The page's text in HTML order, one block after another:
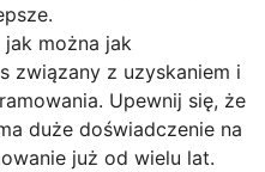
jak można jak
związany z uzyskaniem i
Upewnij się, że
duże doświadczenie na
już od wielu lat.